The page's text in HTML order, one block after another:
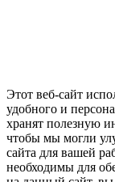
Этот веб-сайт
удобного и
хранят полезную
чтобы мы могли
сайта для вашей
необходимы для